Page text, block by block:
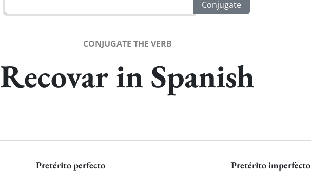
CONJUGATE THE VERB
Recovar in Spanish
Pretérito perfecto Pretérito imperfecto